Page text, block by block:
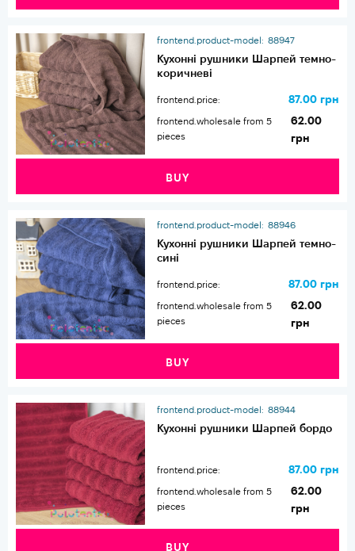
frontend.product-model: 88947
Кухонні рушники Шарпей темно-
коричневі
frontend.price: 87.00 грн
frontend.wholesale from 5
pieces
62.00
грн
BUY
frontend.product-model: 88946
Кухонні рушники Шарпей темно-
сині
frontend.price: 87.00 грн
frontend.wholesale from 5
pieces
62.00
грн
BUY
frontend.product-model: 88944
Кухонні рушники Шарпей бордо
frontend.price: 87.00 грн
frontend.wholesale from 5
pieces
62.00
грн
BUY